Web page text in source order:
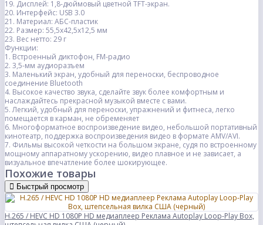
19. Дисплей: 1,8-дюймовый цветной TFT-экран.
20. Интерфейс: USB 3.0
21. Материал: АБС-пластик
22. Размер: 55,5x42,5x12,5 мм
23. Вес нетто: 29 г
Функции:
1. Встроенный диктофон, FM-радио
2. 3,5-мм аудиоразъем
3. Маленький экран, удобный для переноски, беспроводное
соединение Bluetooth
4. Высокое качество звука, сделайте звук более комфортным и
наслаждайтесь прекрасной музыкой вместе с вами.
5. Легкий, удобный для переноски, упражнений и фитнеса, легко
помещается в карман, не обременяет
6. Многоформатное воспроизведение видео, небольшой портативный
кинотеатр, поддержка воспроизведения видео в формате AMV/AVI.
7. Фильмы высокой четкости на большом экране, судя по встроенному
мощному аппаратному ускорению, видео плавное и не зависает, а
визуальное впечатление более шокирующее.
Похожие товары
Быстрый просмотр
H.265 / HEVC HD 1080P HD медиаплеер Реклама Autoplay Loop-Play Box,